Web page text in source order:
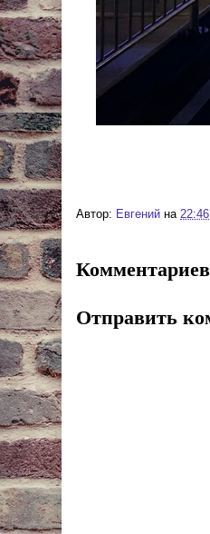
Автор: Евгений на 22:46
Отправить